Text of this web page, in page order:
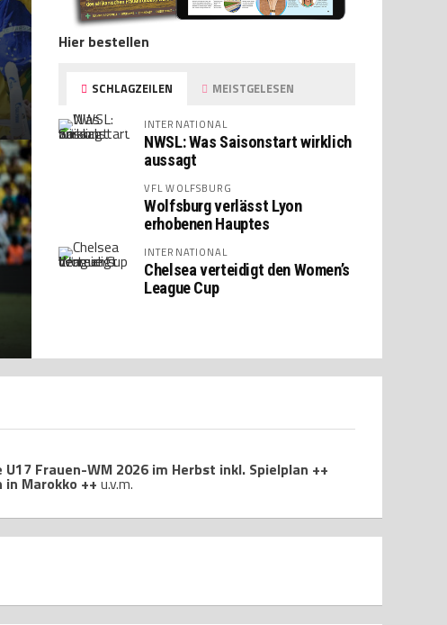
Hier bestellen
SCHLAGZEILEN MEISTGELESEN
INTERNATIONAL
NWSL: Was Saisonstart wirklich
aussagt
VFL WOLFSBURG
Wolfsburg verlässt Lyon
erhobenen Hauptes
INTERNATIONAL
Chelsea verteidigt den Women’s
League Cup
Frauen-WM 2026 im Herbst inkl. Spielplan ++
in Marokko ++ u.v.m.